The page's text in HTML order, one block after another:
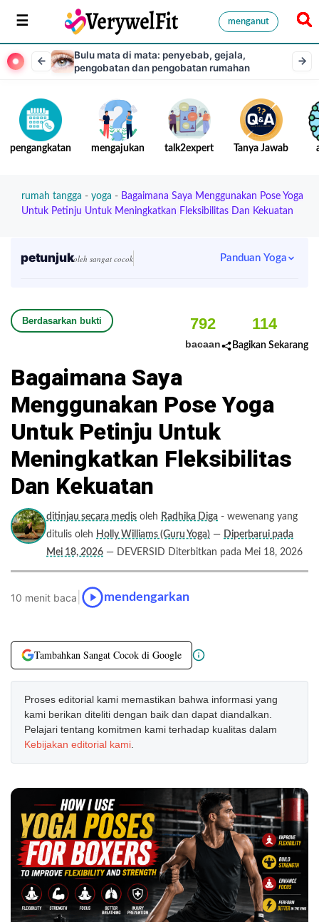
menganut
Bulu mata di mata: penyebab, gejala,
pengobatan dan pengobatan rumahan
pengangkatan mengajukan talk2expert Tanya Jawab
rumah tangga - yoga - Bagaimana Saya Menggunakan Pose Yoga
Untuk Petinju Untuk Meningkatkan Fleksibilitas Dan Kekuatan
petunjukoleh sangat cocok Panduan Yoga
Berdasarkan bukti 792
bacaan
114
Bagikan Sekarang
Bagaimana Saya
Menggunakan Pose Yoga
Untuk Petinju Untuk
Meningkatkan Fleksibilitas
Dan Kekuatan
ditinjau secara medis oleh Radhika Diga - wewenang yang
ditulis oleh Holly Williams (Guru Yoga) — Diperbarui pada
Mei 18, 2026 — DEVERSID Diterbitkan pada Mei 18, 2026
10 menit baca mendengarkan
Tambahkan Sangat Cocok di Google
Proses editorial kami memastikan bahwa informasi yang
kami berikan diteliti dengan baik dan dapat diandalkan.
Pelajari tentang komitmen kami terhadap kualitas dalam
Kebijakan editorial kami